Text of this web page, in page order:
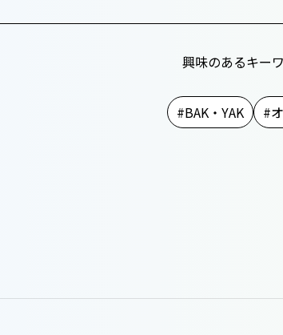
興味のあるキー
BAK・YAK